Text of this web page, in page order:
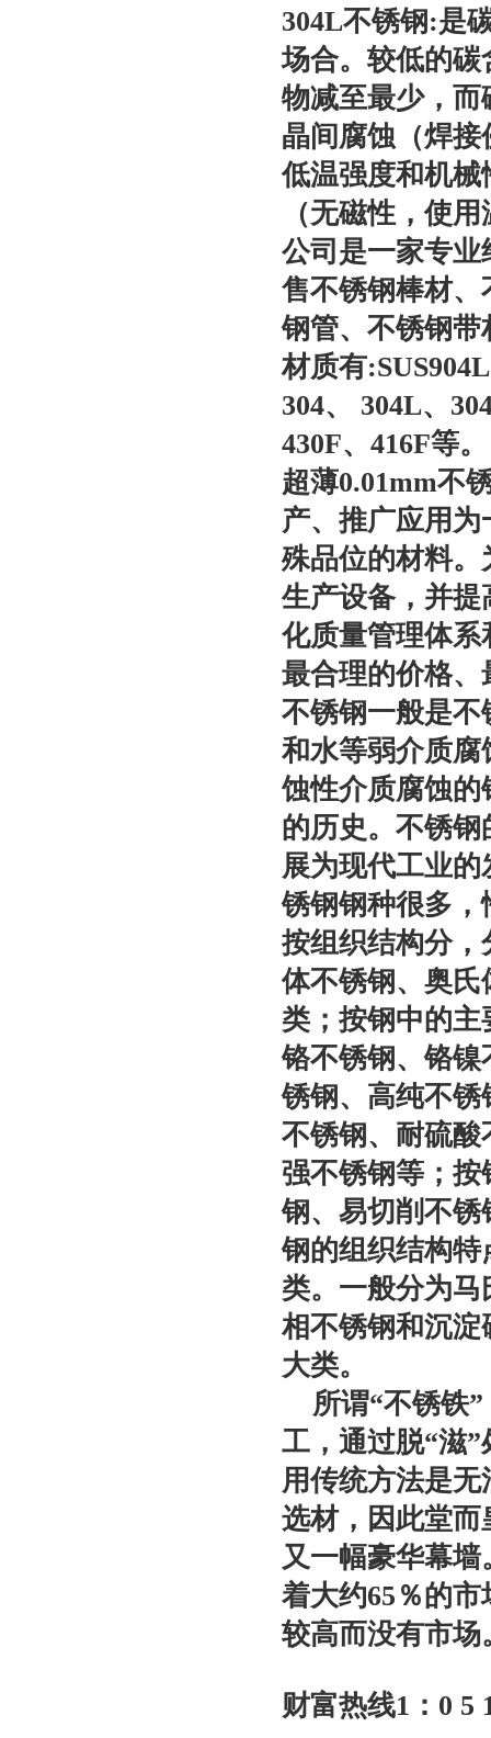
304L不锈钢:是
场合。较低的
物减至最少，
晶间腐蚀（焊
低温强度和机
（无磁性，使
公司是一家专
售不锈钢棒材
钢管、不锈钢
材质有
304、 304L、
430F、416F等。
超薄0.01mm不
产、推广应用
殊品位的材料
生产设备，并
化质量管理体
最合理的价格
不锈钢一般是
和水等弱介质
蚀性介质腐蚀的
的历史。不锈
展为现代工业
锈钢钢种很多
按组织结构分
体不锈钢、奥
类；按钢中的
铬不锈钢、铬
锈钢、高纯不
不锈钢、耐硫
强不锈钢等；
钢、易切削不
钢的组织结构
类。一般分为
相不锈钢和沉
大类。
所谓“不锈铁”
工，通过脱“滋
用传统方法是
选材，因此堂
又一幅豪华幕
着大约65％的市
较高而没有市场
财富热线1：0 5